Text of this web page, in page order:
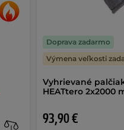
Vyhrievané
HEATtero 2x2000
93,90 €
Doprava zadarmo
Výmena veľkosti